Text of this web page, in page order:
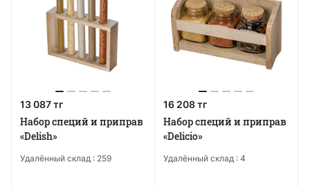
13 087 тг
Набор специй и приправ
«Delish»
Удалённый склад : 259
16 208 тг
Набор специй и приправ
«Delicio»
Удалённый склад : 4